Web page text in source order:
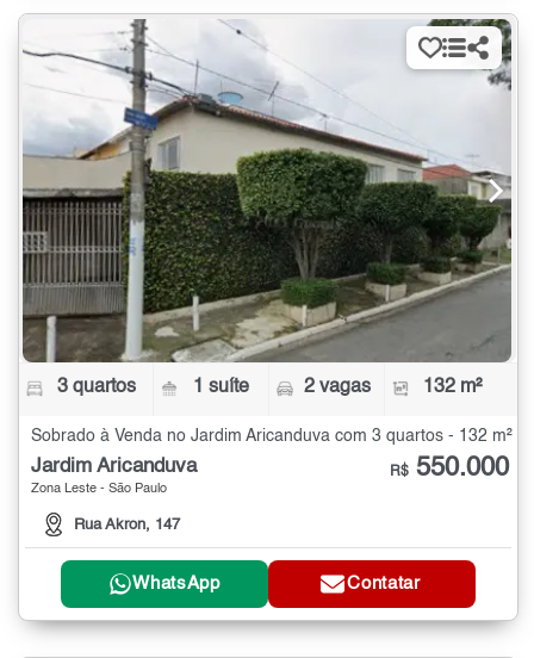
3 quartos 1 suíte 2 vagas 132 m²
Sobrado à Venda no Jardim Aricanduva com 3 quartos - 132 m²
Jardim Aricanduva
Zona Leste - São Paulo
Rua Akron, 147
R$ 550.000
WhatsApp Contatar